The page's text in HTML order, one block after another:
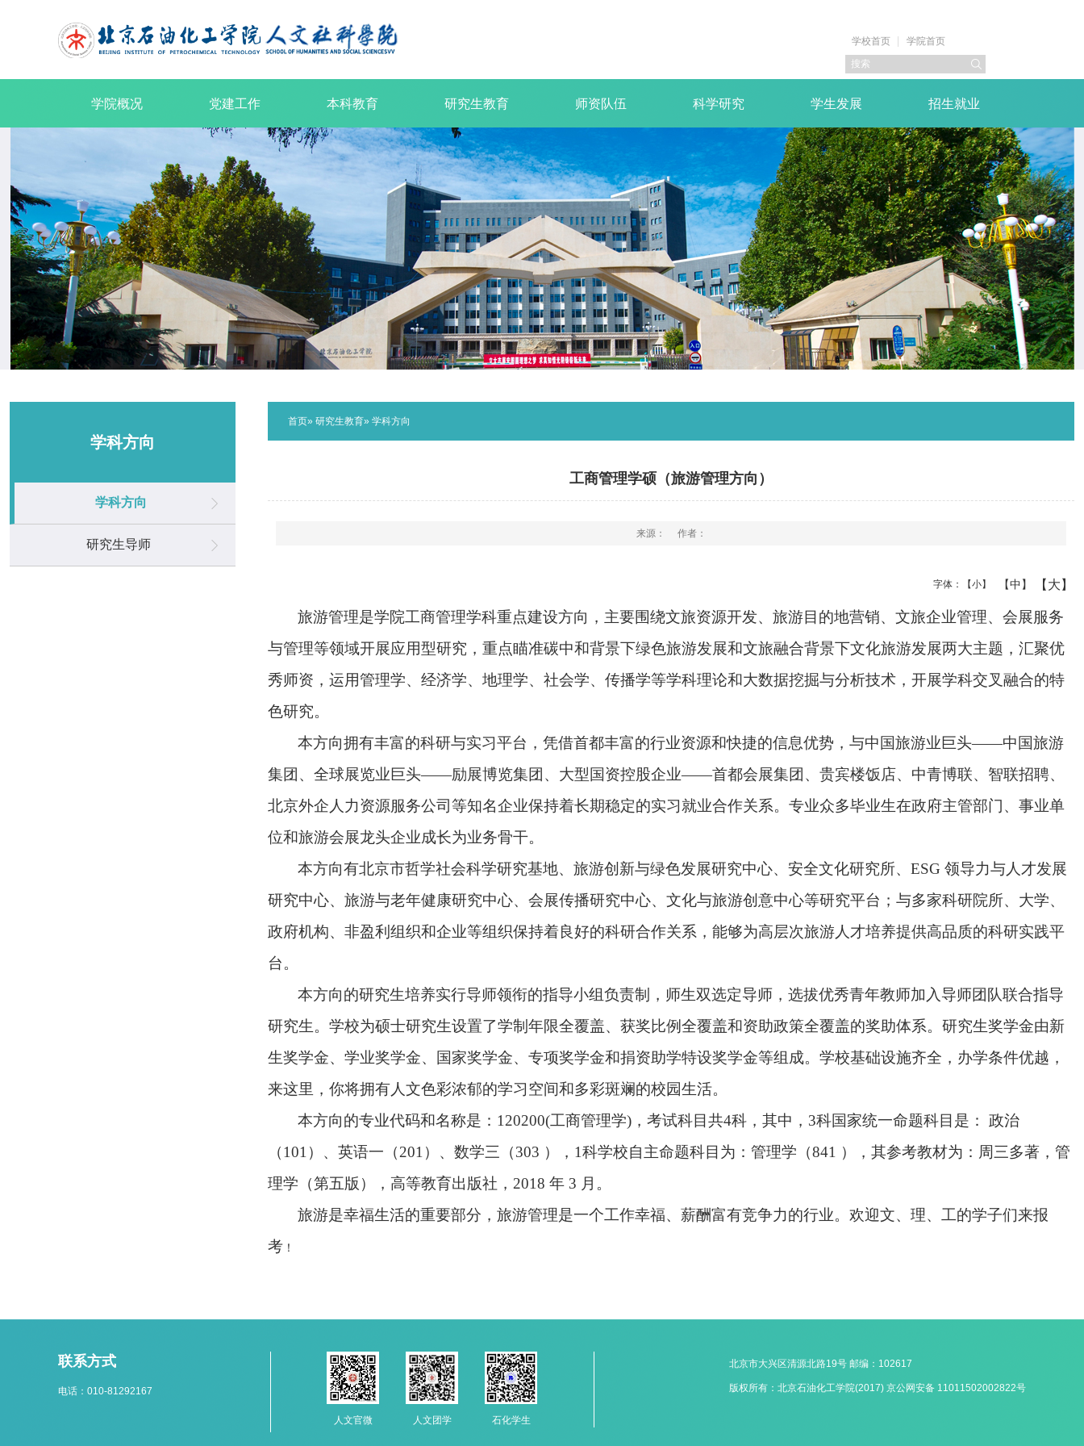
学校首页 学院首页
学院概况 党建工作 本科教育 研究生教育 师资队伍 科学研究 学生发展 招生就业
学科方向
学科方向
研究生导师
首页» 研究生教育» 学科方向
工商管理学硕（旅游管理方向）
来源： 作者：
字体： 【小】 【中】 【大】
旅游管理是学院工商管理学科重点建设方向，主要围绕文旅资源开发、旅游目的地营销、文旅企业管理、会展服务
与管理等领域开展应用型研究，重点瞄准碳中和背景下绿色旅游发展和文旅融合背景下文化旅游发展两大主题，汇聚优
秀师资，运用管理学、经济学、地理学、社会学、传播学等学科理论和大数据挖掘与分析技术，开展学科交叉融合的特
色研究。
本方向拥有丰富的科研与实习平台，凭借首都丰富的行业资源和快捷的信息优势，与中国旅游业巨头——中国旅游
集团、全球展览业巨头——励展博览集团、大型国资控股企业——首都会展集团、贵宾楼饭店、中青博联、智联招聘、
北京外企人力资源服务公司等知名企业保持着长期稳定的实习就业合作关系。专业众多毕业生在政府主管部门、事业单
位和旅游会展龙头企业成长为业务骨干。
本方向有北京市哲学社会科学研究基地、旅游创新与绿色发展研究中心、安全文化研究所、ESG 领导力与人才发展
研究中心、旅游与老年健康研究中心、会展传播研究中心、文化与旅游创意中心等研究平台；与多家科研院所、大学、
政府机构、非盈利组织和企业等组织保持着良好的科研合作关系，能够为高层次旅游人才培养提供高品质的科研实践平
台。
本方向的研究生培养实行导师领衔的指导小组负责制，师生双选定导师，选拔优秀青年教师加入导师团队联合指导
研究生。学校为硕士研究生设置了学制年限全覆盖、获奖比例全覆盖和资助政策全覆盖的奖助体系。研究生奖学金由新
生奖学金、学业奖学金、国家奖学金、专项奖学金和捐资助学特设奖学金等组成。学校基础设施齐全，办学条件优越，
来这里，你将拥有人文色彩浓郁的学习空间和多彩斑斓的校园生活。
本方向的专业代码和名称是：120200(工商管理学)，考试科目共4科，其中，3科国家统一命题科目是： 政治
（101）、英语一（201）、数学三（303 ），1科学校自主命题科目为：管理学（841 ），其参考教材为：周三多著，管
理学（第五版），高等教育出版社，2018 年 3 月。
旅游是幸福生活的重要部分，旅游管理是一个工作幸福、薪酬富有竞争力的行业。欢迎文、理、工的学子们来报
考 ！
联系方式
电话：010-81292167
人文官微 人文团学 石化学生
北京市大兴区清源北路19号 邮编：102617
版权所有：北京石油化工学院(2017) 京公网安备 11011502002822号